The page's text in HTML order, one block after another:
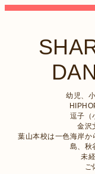
幼児、
逗子（
金沢
葉山本校は一色海岸か
島、秋
未
ご